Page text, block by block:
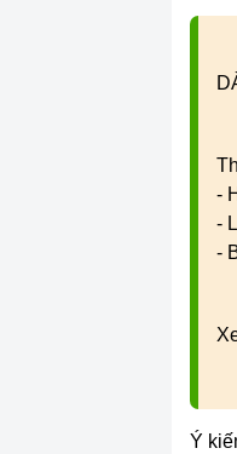
-
-
-
Ý